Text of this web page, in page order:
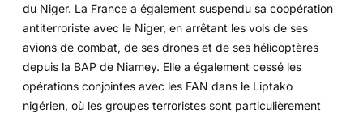
du Niger. La France a également suspendu sa coopération
antiterroriste avec le Niger, en arrêtant les vols de ses
avions de combat, de ses drones et de ses hélicoptères
depuis la BAP de Niamey. Elle a également cessé les
opérations conjointes avec les FAN dans le Liptako
nigérien, où les groupes terroristes sont particulièrement